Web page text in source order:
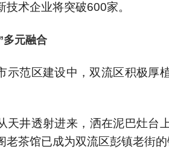
技术企业将突破600家。
多元融合
示范区建设中，双流区积极厚
天井透射进来，洒在泥巴灶
老茶馆已成为双流区彭镇老街的